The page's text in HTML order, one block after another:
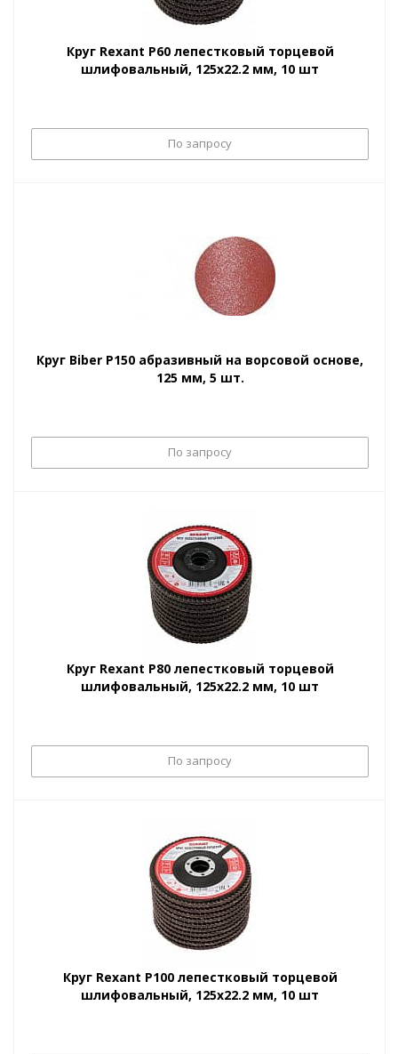
Круг Rexant Р60 лепестковый торцевой
шлифовальный, 125х22.2 мм, 10 шт
По запросу
Круг Biber Р150 абразивный на ворсовой основе,
125 мм, 5 шт.
По запросу
Круг Rexant Р80 лепестковый торцевой
шлифовальный, 125х22.2 мм, 10 шт
По запросу
Круг Rexant Р100 лепестковый торцевой
шлифовальный, 125х22.2 мм, 10 шт